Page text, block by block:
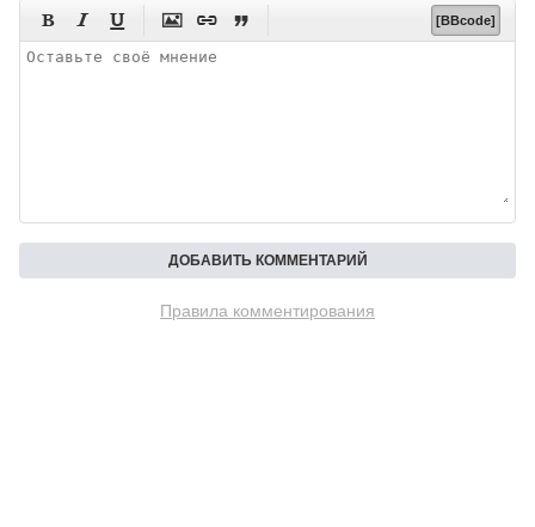
      [BBcode]
Правила комментирования